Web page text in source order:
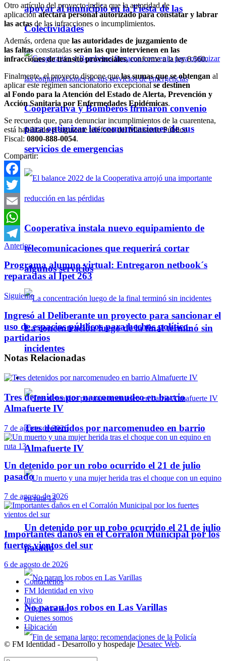
apoyar al municipio en la Fiesta de las
Colectividades
Cooperativa y Bomberos firmaron convenio
para optimizar las comunicaciones de sus
servicios de emergencias
Cooperativa instala nuevo equipamiento de
telecomunicaciones que requerirá cortar
algunos servicios
La concentración luego de la final terminó sin
incidentes
Policiales
Tres detenidos por narcomenudeo en barrio
Almafuerte IV
Un detenido por un robo ocurrido el 21 de julio
pasado
No paran los robos en Las Varillas
Otro artículo del proyecto indica que la autoridad de
aplicaciónafectará personal autorizado para constatar y labrar
las actas de las infracciones o incumplimientos.
Además, ordena que las autoridades de juzgamiento de
las faltas constatadas serán las que intervienen en las
infracciones de tránsito provinciales, conforme a la ley 8.560.
Finalmente, el proyecto dispone quelas sumas que se obtengan al
aplicar este régimen sancionatorio excepcionalse destinen
al Fondo para la Atención del Estado de Alerta, Prevención y
Acción Sanitaria por Enfermedades Epidémicas.
Se recuerda que, para denunciar incumplimientos de la cuarentena,
está habilitado el siguiente teléfono del Ministerio Público
Fiscal: 0800-888-0054.
Compartir:
Facebook
Twitter
Email
WhatsApp
Telegram
Anterior
Programa alumno virtual: Entregaron netbook´s
reparadas al Ipet 263
Siguiente
Ingresó al Deliberante un proyecto para sancionar el
uso de espacios públicos para hechos político-
partidarios
Notas Relacionadas
Tres detenidos por narcomenudeo en barrio
Almafuerte IV
7 de agosto de 2026
Un detenido por un robo ocurrido el 21 de julio
pasado
7 de agosto de 2026
Importantes daños en el Corralón Municipal por los
fuertes vientos del sur
6 de agosto de 2026
Contáctenos
FM Identidad en vivo
Inicio
Programación
Quienes somos
Ubicación
© FM Identidad - Desarrollo y hospedaje Desatec Web.